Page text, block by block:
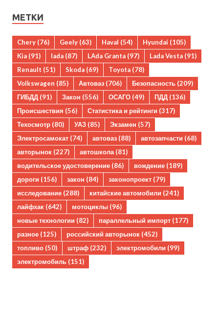
МЕТКИ
Chery (76) Geely (63) Haval (54) Hyundai (105)
Kia (91) lada (87) LAda Granta (97) Lada Vesta (91)
Renault (51) Skoda (69) Toyota (78)
Volkswagen (85) Автоваз (706) Безопасность (209)
ГИБДД (91) Закон (556) ОСАГО (49) ПДД (136)
Происшествия (56) Статистика и рейтинги (317)
Техосмотр (80) УАЗ (85) Экзамен (57)
Электросамокат (74) автоваз (88) автозапчасти (68)
авторынок (227) автошкола (81)
водительское удостоверение (86) вождение (189)
дороги (156) закон (84) законопроект (79)
исследование (288) китайские автомобили (241)
лайфхак (642) мотоциклы (96)
новые технологии (82) параллельный импорт (177)
разное (125) российский авторынок (452)
топливо (50) штраф (232) электромобили (99)
электромобиль (151)